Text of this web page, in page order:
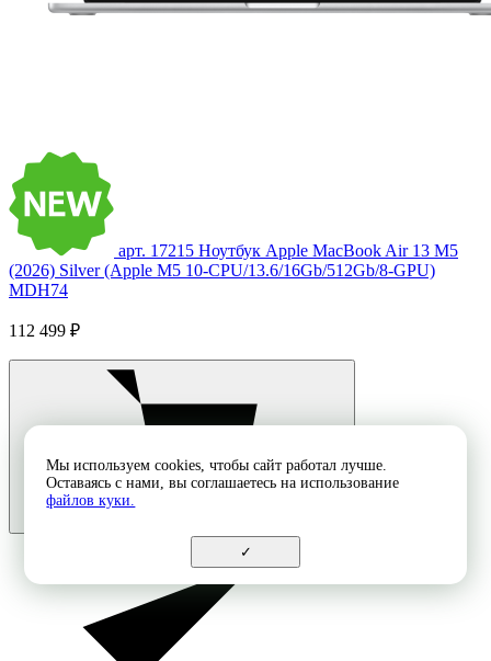
арт. 17215 Ноутбук Apple MacBook Air 13 M5
(2026) Silver (Apple M5 10-CPU/13.6/16Gb/512Gb/8-GPU)
MDH74
112 499 ₽
Мы используем cookies, чтобы сайт работал лучше.
Оставаясь с нами, вы соглашаетесь на использование
файлов куки.
✓